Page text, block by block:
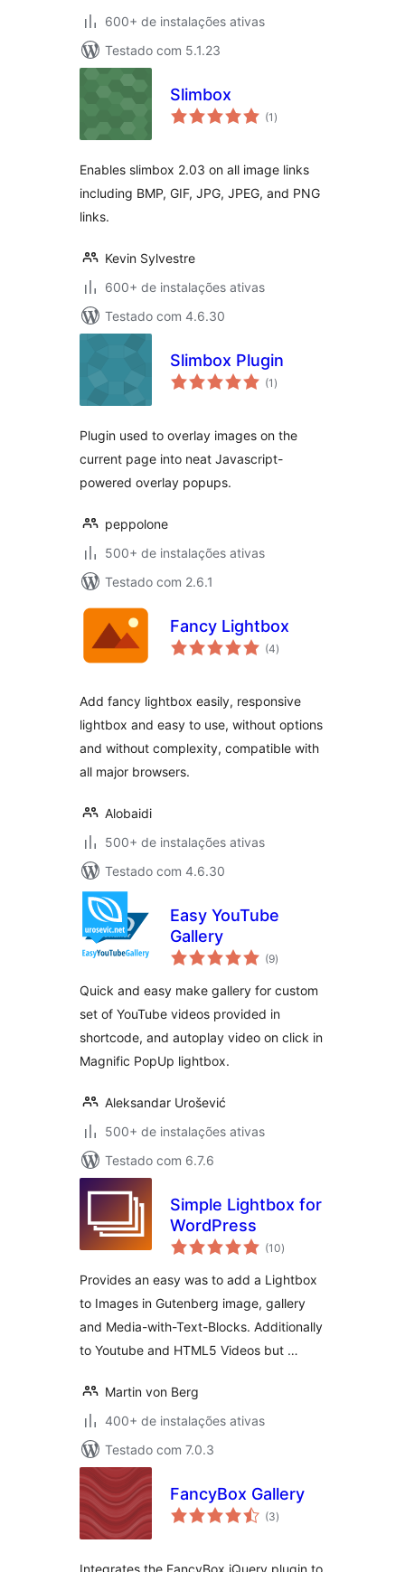
600+ de instalações ativas
Testado com 5.1.23
Slimbox
(1 total
de
)
Enables slimbox 2.03 on all image links
including BMP, GIF, JPG, JPEG, and PNG
links.
Kevin Sylvestre
600+ de instalações ativas
Testado com 4.6.30
Slimbox Plugin
(1 total
de
)
Plugin used to overlay images on the
current page into neat Javascript-
powered overlay popups.
peppolone
500+ de instalações ativas
Testado com 2.6.1
Fancy Lightbox
(4total
de
)
Add fancy lightbox easily, responsive
lightbox and easy to use, without options
and without complexity, compatible with
all major browsers.
Alobaidi
500+ de instalações ativas
Testado com 4.6.30
Easy YouTube
Gallery
(9total
de
)
Quick and easy make gallery for custom
set of YouTube videos provided in
shortcode, and autoplay video on click in
Magnific PopUp lightbox.
Aleksandar Urošević
500+ de instalações ativas
Testado com 6.7.6
Simple Lightbox for
WordPress
(10total
de
)
Provides an easy was to add a Lightbox
to Images in Gutenberg image, gallery
and Media-with-Text-Blocks. Additionally
to Youtube and HTML5 Videos but …
Martin von Berg
400+ de instalações ativas
Testado com 7.0.3
FancyBox Gallery
(3total
de
)
Integrates the FancyBox jQuery plugin to